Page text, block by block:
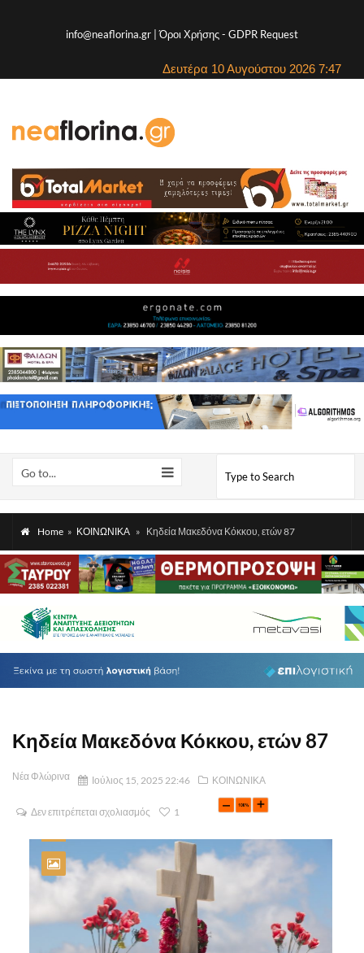
info@neaflorina.gr |Όροι Χρήσης- GDPR Request
Δευτέρα 10 Αυγούστου 2026 7:47
Go to...
Home » ΚΟΙΝΩΝΙΚΑ » Κηδεία Μακεδόνα Κόκκου, ετών 87
Κηδεία Μακεδόνα Κόκκου, ετών 87
Νέα Φλώρινα Ιούλιος 15, 2025 22:46 ΚΟΙΝΩΝΙΚΑ
Δεν επιτρέπεται σχολιασμός 1